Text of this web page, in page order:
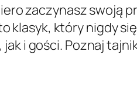
zaczynasz swoją
klasyk, który nigdy
i gości. Poznaj